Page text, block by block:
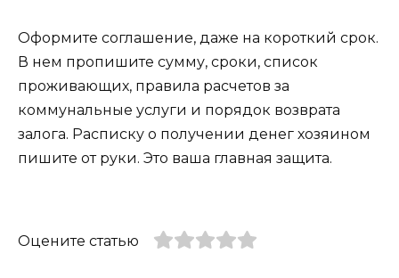
Оформите соглашение, даже на короткий срок.
В нем пропишите сумму, сроки, список
проживающих, правила расчетов за
коммунальные услуги и порядок возврата
залога. Расписку о получении денег хозяином
пишите от руки. Это ваша главная защита.
Оцените статью